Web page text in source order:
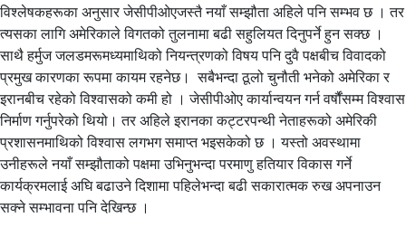
विश्लेषकहरूका अनुसार जेसीपीओएजस्तै नयाँ सम्झौता अहिले पनि सम्भव छ । तर
त्यसका लागि अमेरिकाले विगतको तुलनामा बढी सहुलियत दिनुपर्ने हुन सक्छ ।
साथै हर्मुज जलडमरूमध्यमाथिको नियन्त्रणको विषय पनि दुवै पक्षबीच विवादको
प्रमुख कारणका रूपमा कायम रहनेछ। सबैभन्दा ठूलो चुनौती भनेको अमेरिका र
इरानबीच रहेको विश्वासको कमी हो । जेसीपीओए कार्यान्वयन गर्न वर्षौंसम्म विश्वास
निर्माण गर्नुपरेको थियो। तर अहिले इरानका कट्टरपन्थी नेताहरूको अमेरिकी
प्रशासनमाथिको विश्वास लगभग समाप्त भइसकेको छ । यस्तो अवस्थामा
उनीहरूले नयाँ सम्झौताको पक्षमा उभिनुभन्दा परमाणु हतियार विकास गर्ने
कार्यक्रमलाई अघि बढाउने दिशामा पहिलेभन्दा बढी सकारात्मक रुख अपनाउन
सक्ने सम्भावना पनि देखिन्छ ।